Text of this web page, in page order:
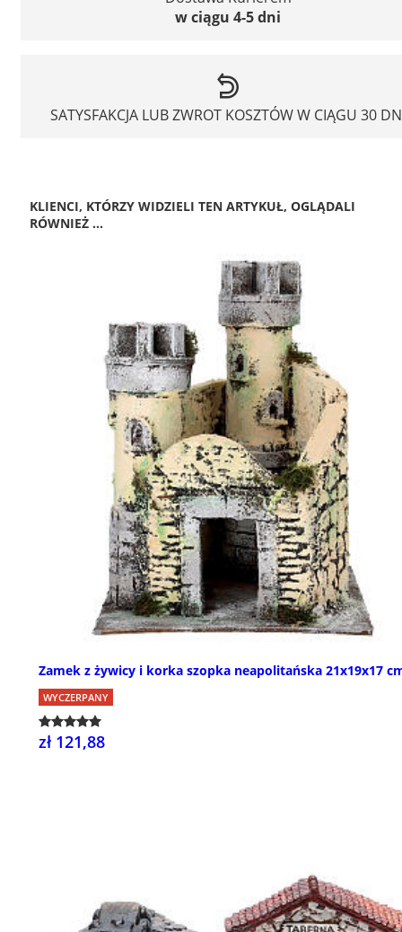
w ciągu 4-5 dni
SATYSFAKCJA LUB ZWROT KOSZTÓW W CIĄGU 30
KLIENCI, KTÓRZY WIDZIELI TEN ARTYKUŁ, OGLĄDALI
RÓWNIEŻ ...
Zamek z żywicy i korka szopka neapolitańska 21x19x17
WYCZERPANY
zł 121,88